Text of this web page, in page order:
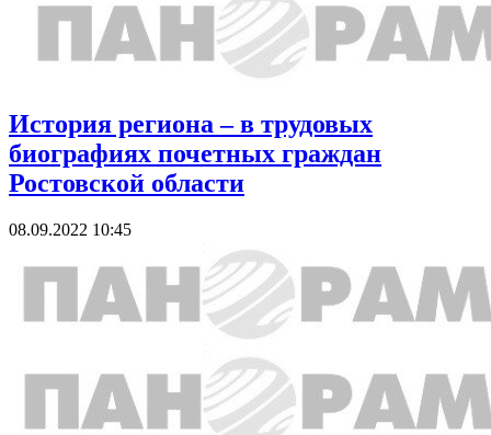
История региона – в трудовых
биографиях почетных граждан
Ростовской области
08.09.2022 10:45